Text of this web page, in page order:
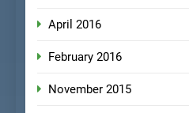
April 2016
February 2016
November 2015